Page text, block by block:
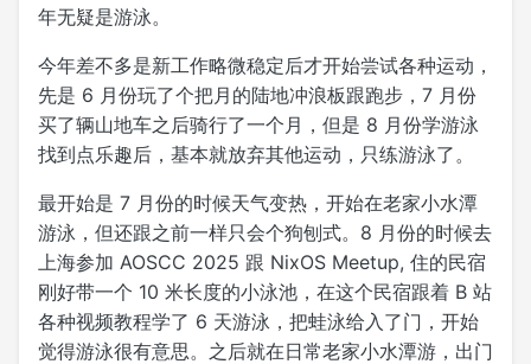
年无疑是游泳。
今年差不多是新工作略微稳定后才开始尝试各种运动，
先是 6 月份玩了个把月的陆地冲浪板跟跑步，7 月份
买了辆山地车之后骑行了一个月，但是 8 月份学游泳
找到点乐趣后，基本就放弃其他运动，只练游泳了。
最开始是 7 月份的时候天气变热，开始在老家小水潭
游泳，但还跟之前一样只会个狗刨式。8 月份的时候去
上海参加 AOSCC 2025 跟 NixOS Meetup, 住的民宿
刚好带一个 10 米长度的小泳池，在这个民宿跟着 B 站
各种视频教程学了 6 天游泳，把蛙泳给入了门，开始
觉得游泳很有意思。之后就在日常老家小水潭游，出门